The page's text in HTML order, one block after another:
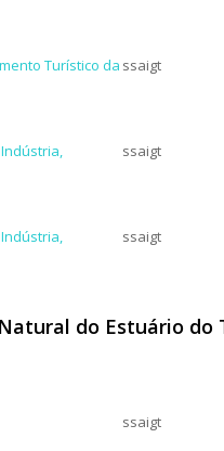
Turístico da ssaigt
ssaigt
ssaigt
do Estuário do
ssaigt